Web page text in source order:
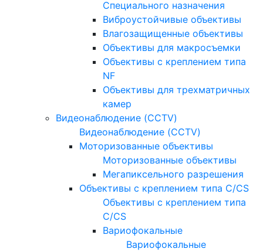
Специального назначения
Виброустойчивые объективы
Влагозащищенные объективы
Объективы для макросъемки
Объективы с креплением типа
NF
Объективы для трехматричных
камер
Видеонаблюдение (CCTV)
Видеонаблюдение (CCTV)
Моторизованные объективы
Моторизованные объективы
Мегапиксельного разрешения
Объективы с креплением типа C/CS
Объективы с креплением типа
C/CS
Вариофокальные
Вариофокальные